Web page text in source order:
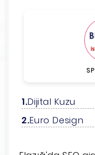
Dijital Kuzu
Euro Design